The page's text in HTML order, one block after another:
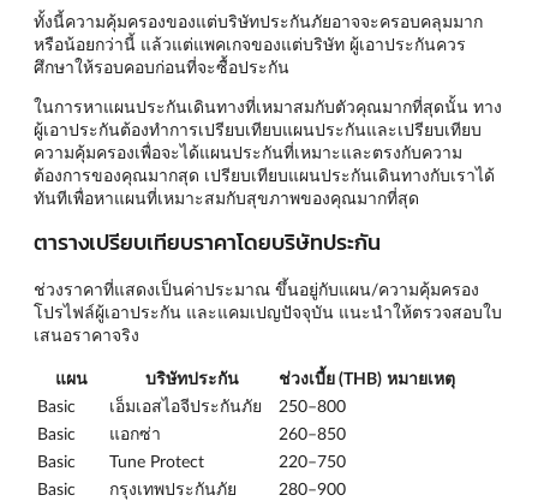
ทั้งนี้ความคุ้มครองของแต่บริษัทประกันภัยอาจจะครอบคลุมมาก
หรือน้อยกว่านี้ แล้วแต่แพคเกจของแต่บริษัท ผู้เอาประกันควร
ศึกษาให้รอบคอบก่อนที่จะซื้อประกัน
ในการหาแผนประกันเดินทางที่เหมาสมกับตัวคุณมากที่สุดนั้น ทาง
ผู้เอาประกันต้องทำการเปรียบเทียบแผนประกันและเปรียบเทียบ
ความคุ้มครองเพื่อจะได้แผนประกันที่เหมาะและตรงกับความ
ต้องการของคุณมากสุด เปรียบเทียบแผนประกันเดินทางกับเราได้
ทันทีเพื่อหาแผนที่เหมาะสมกับสุขภาพของคุณมากที่สุด
ตารางเปรียบเทียบราคาโดยบริษัทประกัน
ช่วงราคาที่แสดงเป็นค่าประมาณ ขึ้นอยู่กับแผน/ความคุ้มครอง
โปรไฟล์ผู้เอาประกัน และแคมเปญปัจจุบัน แนะนำให้ตรวจสอบใบ
เสนอราคาจริง
แผน บริษัทประกัน ช่วงเบี้ย (THB) หมายเหตุ
Basic
เอ็มเอสไอจีประกันภัย
250–800
Basic
แอกซ่า
260–850
Basic
Tune Protect
220–750
Basic
กรุงเทพประกันภัย
280–900